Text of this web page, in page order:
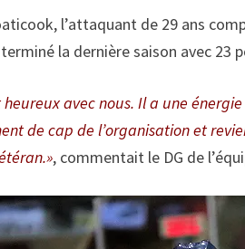
l’attaquant de 29 ans
la dernière saison avec 23
heureux avec nous. Il a une
de cap de l’organisation et
, commentait le DG de